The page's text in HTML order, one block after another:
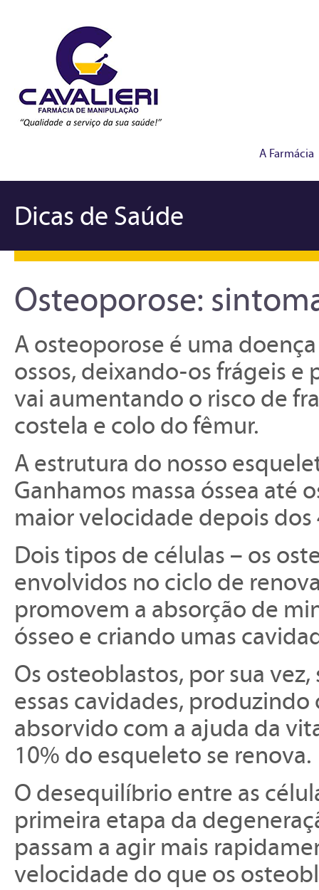
A Farmácia
Dicas de Saúde
Osteoporose:
A osteoporose é uma
ossos, deixando-os frágeis e
vai aumentando o risco de
costela e colo do fêmur.
A estrutura do nosso
Ganhamos massa óssea até
maior velocidade depois dos
Dois tipos de células – os
envolvidos no ciclo de
promovem a absorção de
ósseo e criando umas
Os osteoblastos, por sua
essas cavidades, produzindo
absorvido com a ajuda da
10% do esqueleto se renova.
O desequilíbrio entre as
primeira etapa da
passam a agir mais
velocidade do que os